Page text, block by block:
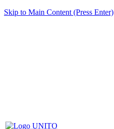
Skip to Main Content (Press Enter)